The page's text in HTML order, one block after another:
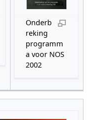
Onderb
reking
programm
a voor NOS
2002